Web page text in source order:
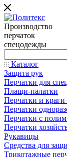
Производство
перчаток
спецодежды
Каталог
Защита рук
Перчатки для
Плащи-палатки
Перчатки и
Перчатки
Перчатки с
Перчатки
Рукавицы
Средства для
Трикотажные